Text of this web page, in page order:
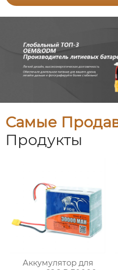
Самые
Продукты
Аккумулятор для